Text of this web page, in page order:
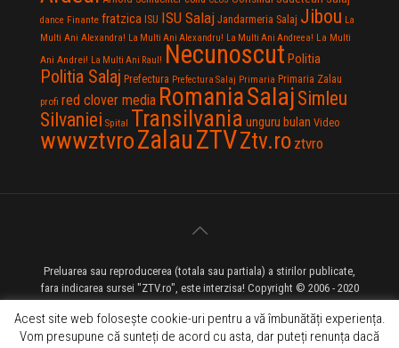
dance Finante fratzica ISU ISU Salaj Jandarmeria Salaj Jibou La
Multi Ani Alexandra! La Multi Ani Alexandru! La Multi Ani Andreea! La Multi
Ani Andrei! La Multi Ani Raul! Necunoscut Politia
Politia Salaj Prefectura Prefectura Salaj Primaria Primaria Zalau
profi red clover media RomaniaSalaj Simleu
Silvaniei Spital Transilvania unguru bulan Video
wwwztvroZalauZTVZtv.ro ztvro
Preluarea sau reproducerea (totala sau partiala) a stirilor publicate,
fara indicarea sursei "ZTV.ro", este interzisa! Copyright © 2006 - 2020
ZTV.ro - Televiziune pe Internet - Zalau TV
Acest site web folosește cookie-uri pentru a vă îmbunătăți experiența.
Vom presupune că sunteți de acord cu asta, dar puteți renunța dacă